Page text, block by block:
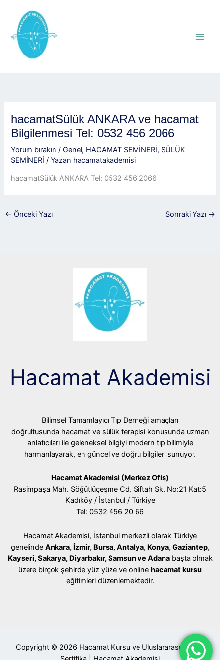
hacamatSülük ANKARA ve hacamat
Bilgilenmesi Tel: 0532 456 2066
Yorum bırakın /Genel, HACAMAT SEMİNERİ, SÜLÜK
SEMİNERİ / Yazan hacamatakademisi
hacamatSülük ANKARA Tel: 0532 456 2066
← Önceki Yazı Sonraki Yazı →
Hacamat Akademisi
Bilimsel Tamamlayıcı Tıp Derneği amaçları
doğrultusunda hacamat ve sülük terapisi konusunda uzman
anlatıcıları ile geleneksel bilgiyi modern tıp bilimiyle
harmanlayarak, en güncel ve doğru bilgileri sunuyor.
Hacamat Akademisi (Merkez Ofis)
Rasimpaşa Mah. Söğütlüçeşme Cd. Siftah Sk. No:21 Kat:5
Kadıköy / İstanbul / Türkiye
Tel: 0532 456 20 66
Hacamat Akademisi, İstanbul merkezli olarak Türkiye
genelinde Ankara, İzmir, Bursa, Antalya, Konya, Gaziantep,
Kayseri, Sakarya, Diyarbakır, Samsun ve Adanabaşta olmak
üzere birçok şehirde yüz yüze ve online hacamat kursu
eğitimleri düzenlemektedir.
Copyright © 2026 Hacamat Kursu ve Uluslararası Geçerli